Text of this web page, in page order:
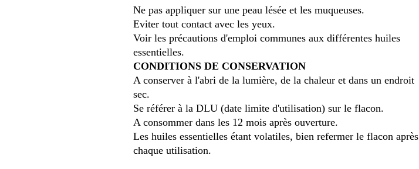
Ne pas appliquer sur une peau lésée et les muqueuses.
Eviter tout contact avec les yeux.
Voir les précautions d'emploi communes aux différentes huiles
essentielles.
CONDITIONS DE CONSERVATION
A conserver à l'abri de la lumière, de la chaleur et dans un endroit
sec.
Se référer à la DLU (date limite d'utilisation) sur le flacon.
A consommer dans les 12 mois après ouverture.
Les huiles essentielles étant volatiles, bien refermer le flacon après
chaque utilisation.